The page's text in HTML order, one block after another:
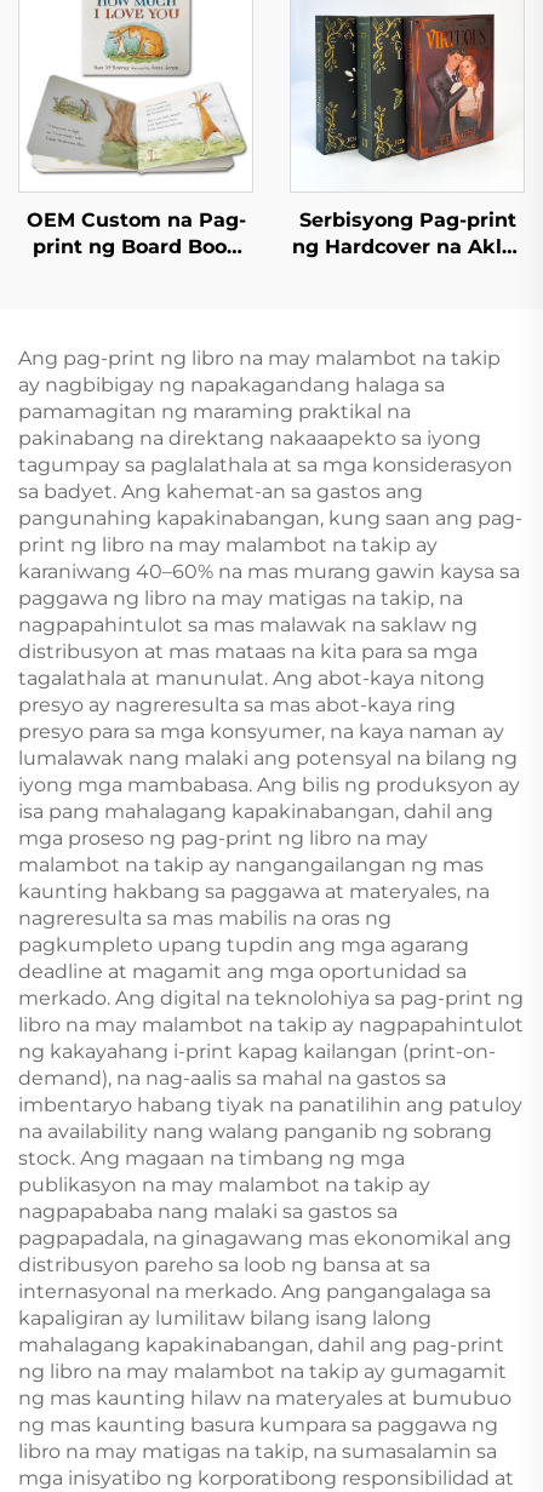
Hardcover na Libro
Aklat na Pampalabas
para sa Kindergarten
na May Hardcover
OEM Custom na Pag-
print ng Board Book
sa mga Bata na May
Interactive na English
na Children Board
Book
Serbisyong Pag-print
ng Hardcover na Aklat
Gilid
Ang pag-print ng libro na may malambot na takip
ay nagbibigay ng napakagandang halaga sa
pamamagitan ng maraming praktikal na
pakinabang na direktang nakaaapekto sa iyong
tagumpay sa paglalathala at sa mga konsiderasyon
sa badyet. Ang kahemat-an sa gastos ang
pangunahing kapakinabangan, kung saan ang pag-
print ng libro na may malambot na takip ay
karaniwang 40–60% na mas murang gawin kaysa sa
paggawa ng libro na may matigas na takip, na
nagpapahintulot sa mas malawak na saklaw ng
distribusyon at mas mataas na kita para sa mga
tagalathala at manunulat. Ang abot-kaya nitong
presyo ay nagreresulta sa mas abot-kaya ring
presyo para sa mga konsyumer, na kaya naman ay
lumalawak nang malaki ang potensyal na bilang ng
iyong mga mambabasa. Ang bilis ng produksyon ay
isa pang mahalagang kapakinabangan, dahil ang
mga proseso ng pag-print ng libro na may
malambot na takip ay nangangailangan ng mas
kaunting hakbang sa paggawa at materyales, na
nagreresulta sa mas mabilis na oras ng
pagkumpleto upang tupdin ang mga agarang
deadline at magamit ang mga oportunidad sa
merkado. Ang digital na teknolohiya sa pag-print ng
libro na may malambot na takip ay nagpapahintulot
ng kakayahang i-print kapag kailangan (print-on-
demand), na nag-aalis sa mahal na gastos sa
imbentaryo habang tiyak na panatilihin ang patuloy
na availability nang walang panganib ng sobrang
stock. Ang magaan na timbang ng mga
publikasyon na may malambot na takip ay
nagpapababa nang malaki sa gastos sa
pagpapadala, na ginagawang mas ekonomikal ang
distribusyon pareho sa loob ng bansa at sa
internasyonal na merkado. Ang pangangalaga sa
kapaligiran ay lumilitaw bilang isang lalong
mahalagang kapakinabangan, dahil ang pag-print
ng libro na may malambot na takip ay gumagamit
ng mas kaunting hilaw na materyales at bumubuo
ng mas kaunting basura kumpara sa paggawa ng
libro na may matigas na takip, na sumasalamin sa
mga inisyatibo ng korporatibong responsibilidad at